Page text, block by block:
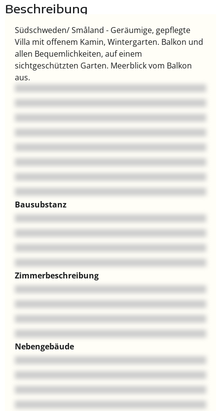
Beschreibung
Südschweden/ Småland - Geräumige, gepflegte
Villa mit offenem Kamin, Wintergarten. Balkon und
allen Bequemlichkeiten, auf einem
sichtgeschützten Garten. Meerblick vom Balkon
aus.
Bausubstanz
Zimmerbeschreibung
Nebengebäude